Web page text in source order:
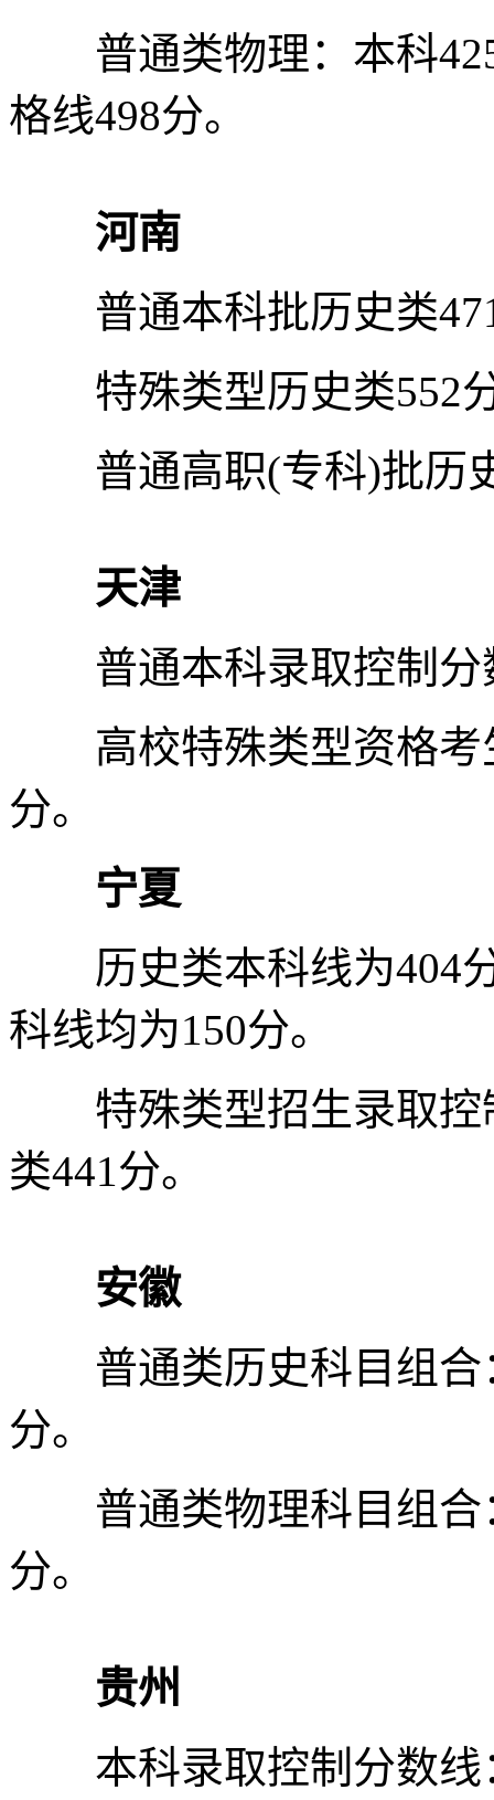
普通类物理：本科425
格线498分。
河南
普通本科批历史类471
特殊类型历史类552
普通高职(专科)批历史
天津
普通本科录取控制分
高校特殊类型资格考
分。
宁夏
历史类本科线为404分
科线均为150分。
特殊类型招生录取控
类441分。
安徽
普通类历史科目组合
分。
普通类物理科目组合
分。
贵州
本科录取控制分数线